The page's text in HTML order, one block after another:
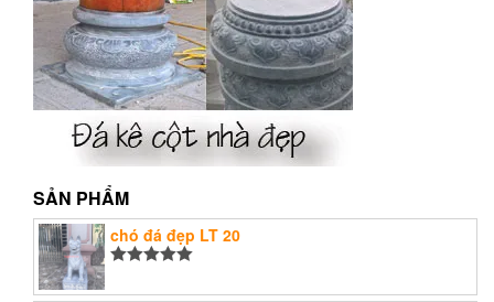
SẢN PHẨM
chó đá đẹp LT 20
hạng5.005